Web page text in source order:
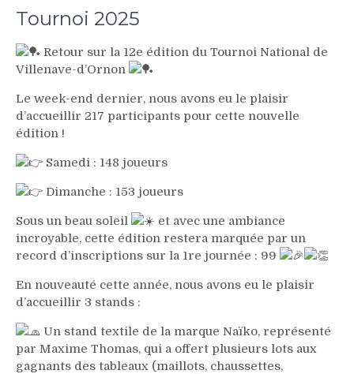
Tournoi 2025
Retour sur la 12e édition du Tournoi National de
Villenave-d’Ornon
Le week-end dernier, nous avons eu le plaisir
d’accueillir 217 participants pour cette nouvelle
édition !
Samedi : 148 joueurs
Dimanche : 153 joueurs
Sous un beau soleil
et avec une ambiance
incroyable, cette édition restera marquée par un
record d’inscriptions sur la 1re journée : 99
En nouveauté cette année, nous avons eu le plaisir
d’accueillir 3 stands :
Un stand textile de la marque Naïko, représenté
par Maxime Thomas, qui a offert plusieurs lots aux
gagnants des tableaux (maillots, chaussettes,